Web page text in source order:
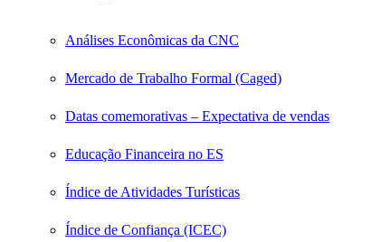
Análises Econômicas da CNC
Mercado de Trabalho Formal (Caged)
Datas comemorativas – Expectativa de vendas
Educação Financeira no ES
Índice de Atividades Turísticas
Índice de Confiança (ICEC)